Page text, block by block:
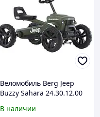
Веломобиль Berg Jeep
Buzzy Sahara 24.30.12.00
В наличии